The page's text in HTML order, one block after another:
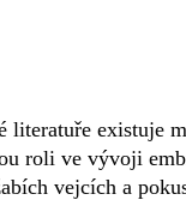
literatuře existuje
roli ve vývoji
vejcích a